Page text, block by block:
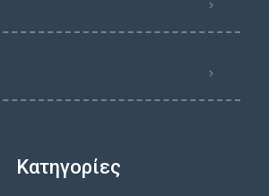
Κατηγορίες